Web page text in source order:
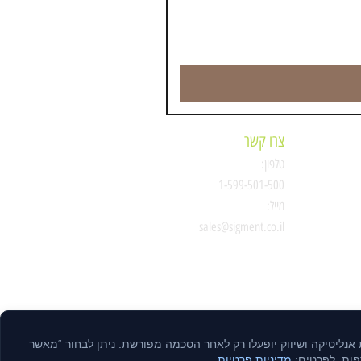
צרו קשר
טלפון:
1-599-501-500
מייל:
sales@sigment.co.il
אנליטיקה ושיווק יופעלו רק לאחר הסכמה מפורשת. ניתן לבחור “מאשר